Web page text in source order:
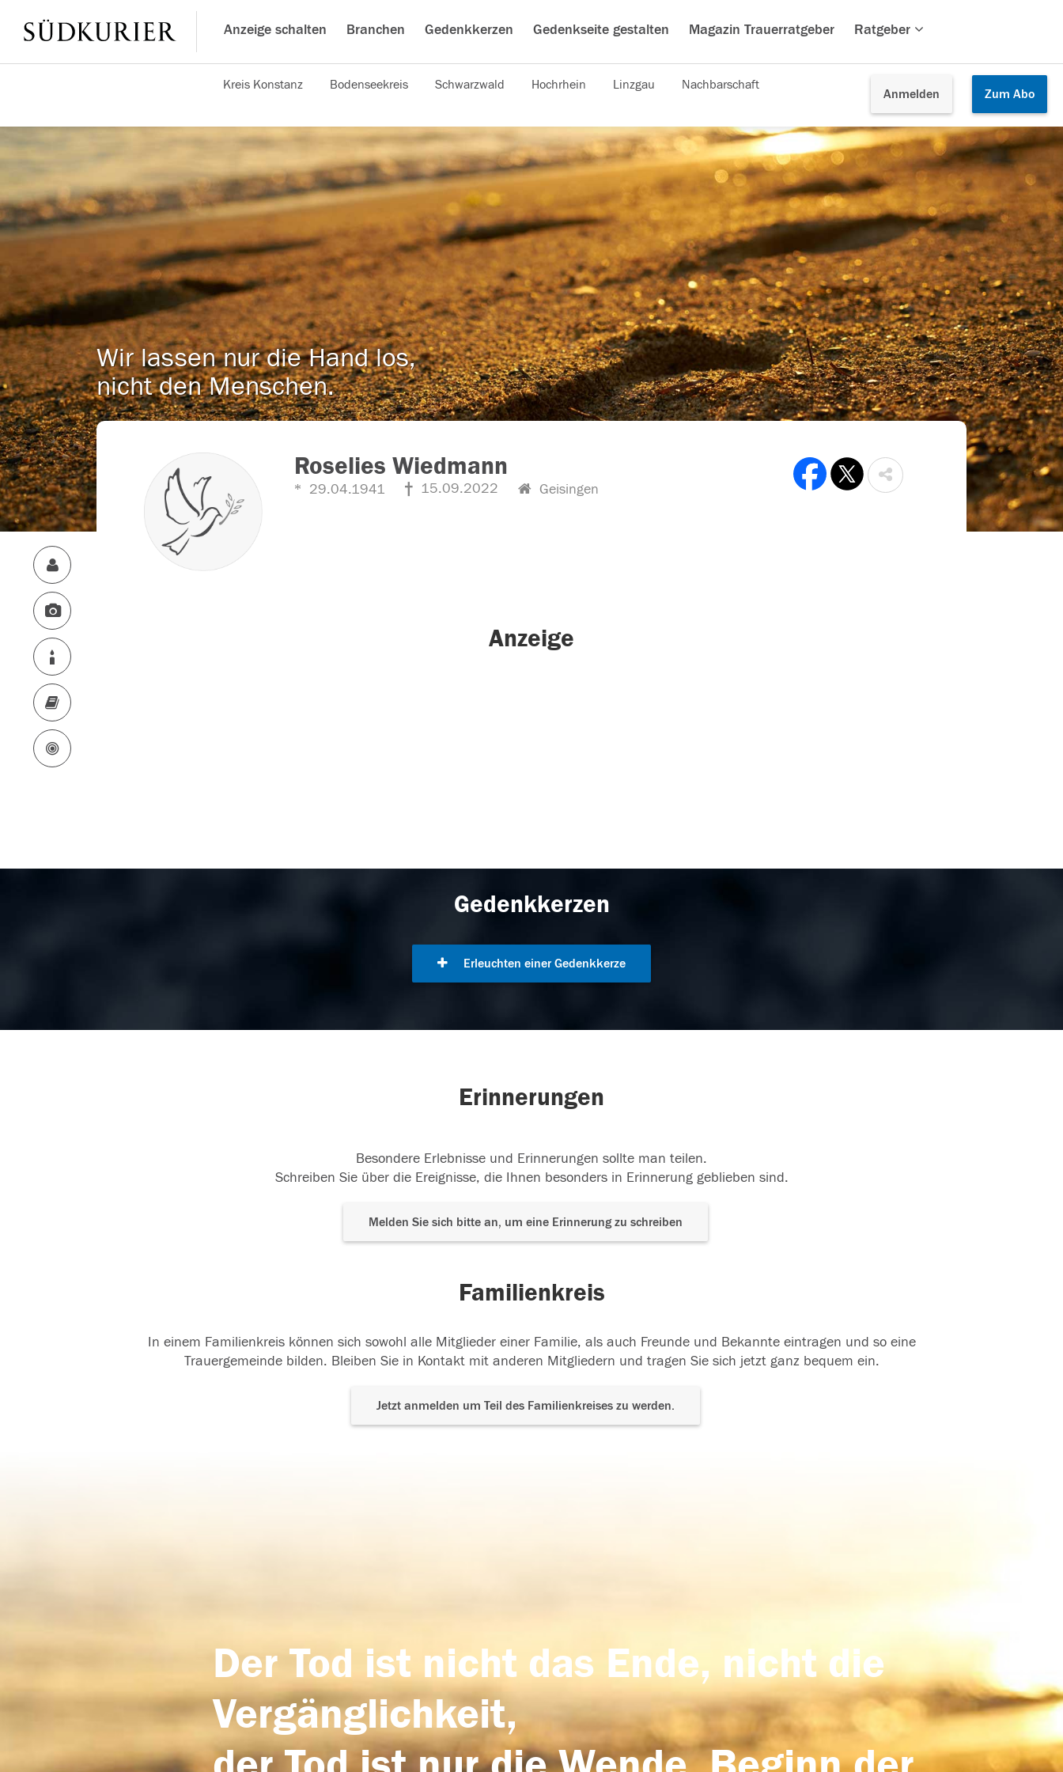
Anzeige schalten Branchen Gedenkkerzen Gedenkseite gestalten Magazin Trauerratgeber Ratgeber
Anmelden Zum Abo
Kreis Konstanz Bodenseekreis Schwarzwald Hochrhein Linzgau Nachbarschaft
Wir lassen nur die Hand los,
nicht den Menschen.
Roselies Wiedmann
29.04.1941 15.09.2022 Geisingen
Anzeige
Gedenkkerzen
Erleuchten einer Gedenkkerze
Erinnerungen
Besondere Erlebnisse und Erinnerungen sollte man teilen.
Schreiben Sie über die Ereignisse, die Ihnen besonders in Erinnerung geblieben sind.
Melden Sie sich bitte an, um eine Erinnerung zu schreiben
Familienkreis
In einem Familienkreis können sich sowohl alle Mitglieder einer Familie, als auch Freunde und Bekannte eintragen und so eine
Trauergemeinde bilden. Bleiben Sie in Kontakt mit anderen Mitgliedern und tragen Sie sich jetzt ganz bequem ein.
Jetzt anmelden um Teil des Familienkreises zu werden.
Der Tod ist nicht das Ende, nicht die
Vergänglichkeit,